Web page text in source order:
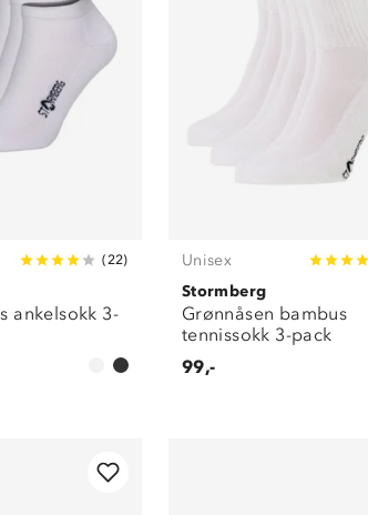
( 22)
ankelsokk 3-
Unisex
Stormberg
Grønnåsen bambus
tennissokk 3-pack
99,-